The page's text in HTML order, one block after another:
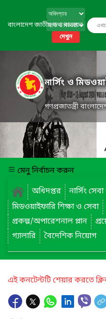
বাংলাদেশ জাতীয় তথ্য বাতায়ন
দেখুন
নার্সিং ও
গণপ্রজাতন্ত্রী
মেনু নির্বাচন করুন
অধিদপ্তর
নার্সিং
মিডওয়াইফারি শিক্ষা ও সেবা
প্রকল্প/অপারেশনাল প্লান
গ্যালারি
বৈদেশিক নিয়োগ
এই কনটেন্টটি শেয়ার করতে